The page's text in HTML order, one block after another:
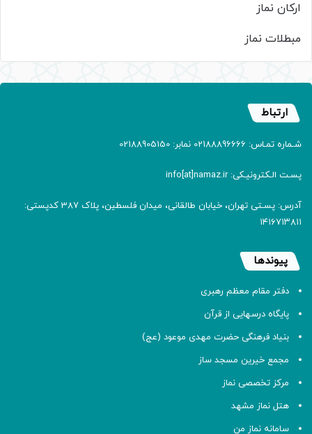
ارکان نماز
مبطلات نماز
ارتباط
شـماره تمـاس: 02188896666 نمابر: 02188905150
پسـت الـکترونیـکی: info[at]namaz.ir
آدرس: پسـتی تهران، خیابان طالقانی، میدان فلسطین، پلاک 387 کدپستی:
۱۴۱۶۷۱۳۸۱۱
پیوندها
دفتر مقام معظم رهبری
پایگاه درسهایی از قرآن
بنیاد فرهنگی حضرت مهدی موعود (عج)
مجمع خیرین مسجد ساز
مرکز تخصصی نماز
هتل نماز مشهد
سامانه نماز من